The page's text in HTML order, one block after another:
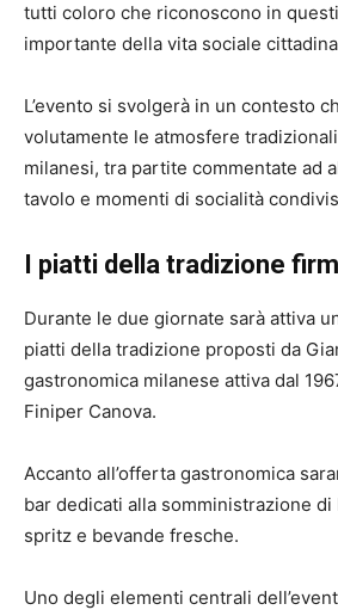
tutti coloro che riconoscono in
importante della vita sociale
L’evento si svolgerà in un contesto
volutamente le atmosfere
milanesi, tra partite commentate ad
tavolo e momenti di socialità
I piatti della tradizione
Durante le due giornate sarà attiva
piatti della tradizione proposti da
gastronomica milanese attiva dal
Finiper Canova.
Accanto all’offerta gastronomica
bar dedicati alla somministrazione
spritz e bevande fresche.
Uno degli elementi centrali